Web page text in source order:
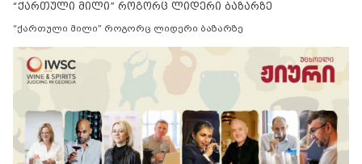
“ქართული მილი” როგორც ლიდერი ბაზარზე
“ქართული მილი” როგორც ლიდერი ბაზარზე